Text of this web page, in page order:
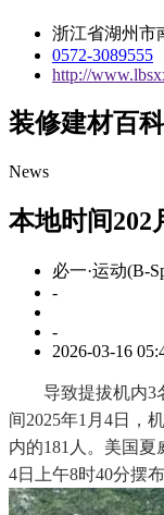
浙江省湖州市
0572-3089555
http://
装修建材百科
News
本地时间202
必一·运动(B-
-
-
2026-03-16
导致提拔机内3名
间2025年1月4日，
内的181人。美国夏
4日上午8时40分摆布